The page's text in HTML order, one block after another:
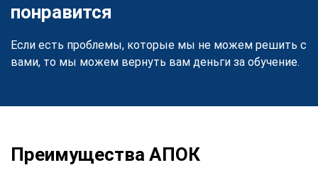
понравится
Если есть проблемы, которые мы не можем решить с
вами, то мы можем вернуть вам деньги за обучение.
Преимущества АПОК